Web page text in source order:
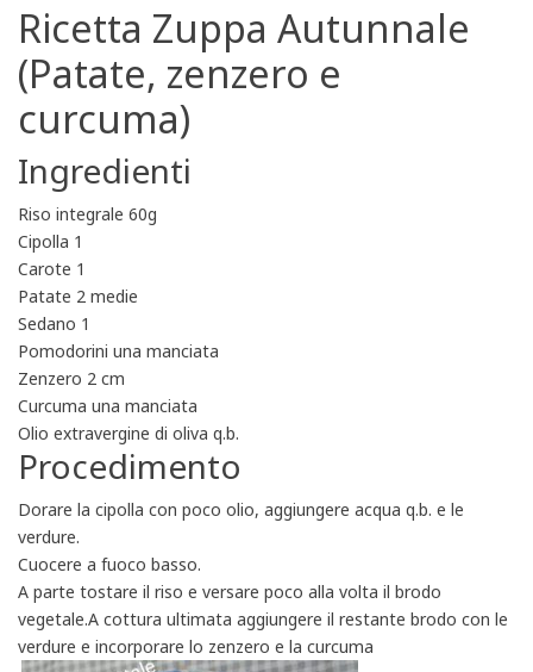
Ricetta Zuppa Autunnale
(Patate, zenzero e
curcuma)
Ingredienti
Riso integrale 60g
Cipolla 1
Carote 1
Patate 2 medie
Sedano 1
Pomodorini una manciata
Zenzero 2 cm
Curcuma una manciata
Olio extravergine di oliva q.b.
Procedimento
Dorare la cipolla con poco olio, aggiungere acqua q.b. e le
verdure.
Cuocere a fuoco basso.
A parte tostare il riso e versare poco alla volta il brodo
vegetale.A cottura ultimata aggiungere il restante brodo con le
verdure e incorporare lo zenzero e la curcuma